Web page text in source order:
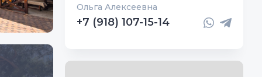
Ольга Алексеевна
+7 (918) 107-15-14